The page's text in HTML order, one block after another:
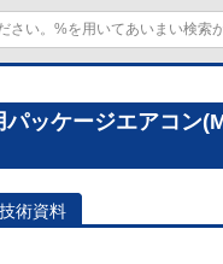
パッケージエアコン
技術資料